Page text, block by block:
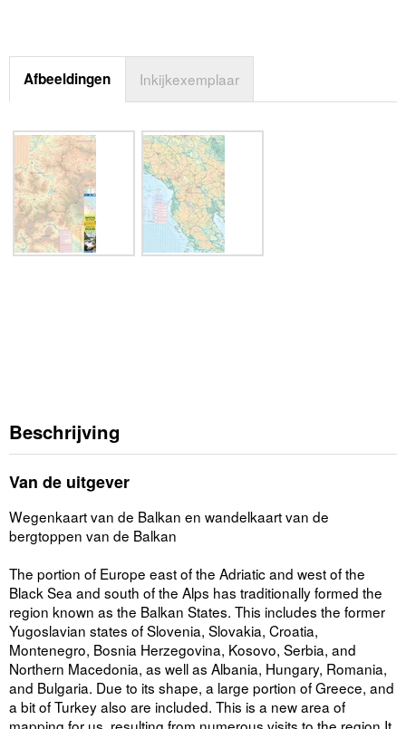
Afbeeldingen Inkijkexemplaar
Beschrijving
Van de uitgever
Wegenkaart van de Balkan en wandelkaart van de
bergtoppen van de Balkan
The portion of Europe east of the Adriatic and west of the
Black Sea and south of the Alps has traditionally formed the
region known as the Balkan States. This includes the former
Yugoslavian states of Slovenia, Slovakia, Croatia,
Montenegro, Bosnia Herzegovina, Kosovo, Serbia, and
Northern Macedonia, as well as Albania, Hungary, Romania,
and Bulgaria. Due to its shape, a large portion of Greece, and
a bit of Turkey also are included. This is a new area of